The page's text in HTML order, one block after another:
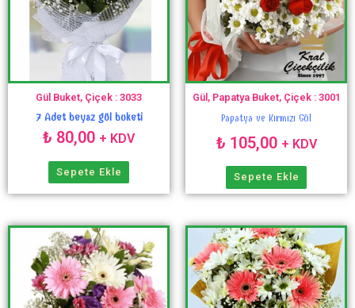
Gül Buket, Çiçek : 3033
7 Adet beyaz gül buketi
₺ 80,00 + KDV
Sepete Ekle
Gül, Papatya Buket, Çiçek : 3001
Papatya ve Kırmızı Gül
₺ 105,00 + KDV
Sepete Ekle